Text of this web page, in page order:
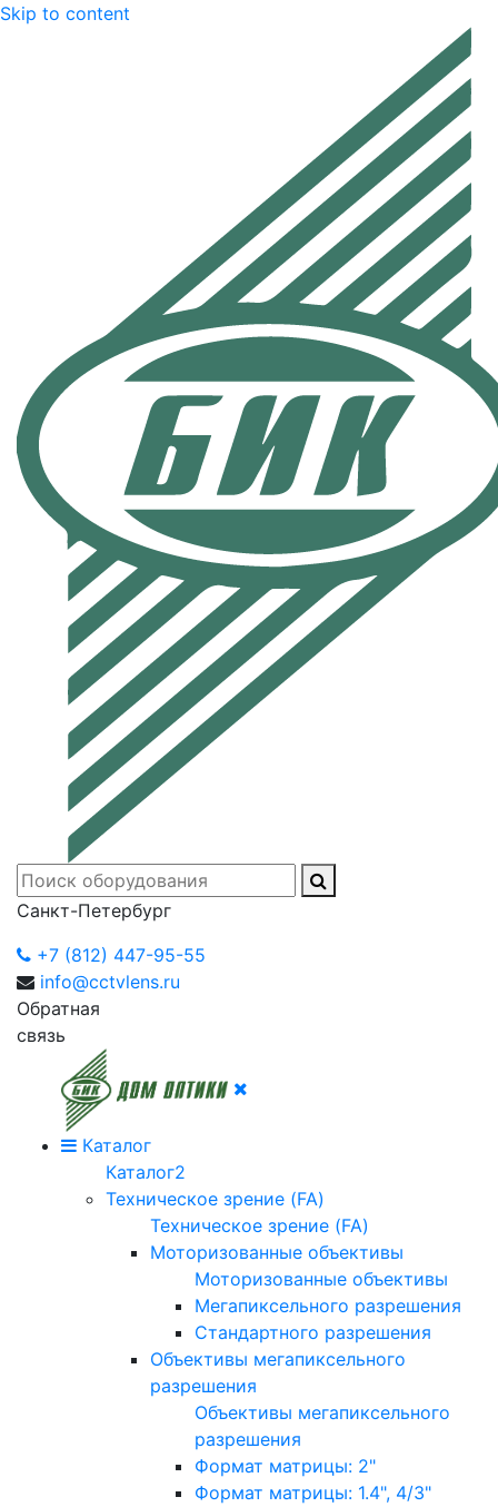
Skip to content
Санкт-Петербург
+7 (812) 447-95-55
info@cctvlens.ru
Обратная
связь
Каталог
Каталог2
Техническое зрение (FA)
Техническое зрение (FA)
Моторизованные объективы
Моторизованные объективы
Мегапиксельного разрешения
Стандартного разрешения
Объективы мегапиксельного
разрешения
Объективы мегапиксельного
разрешения
Формат матрицы: 2"
Формат матрицы: 1.4", 4/3"